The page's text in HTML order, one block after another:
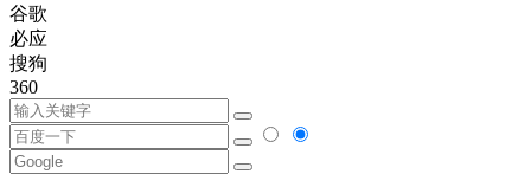
谷歌
必应
搜狗
360